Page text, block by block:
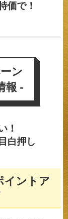
価で！
ン
報 -
！
白押し
イントア